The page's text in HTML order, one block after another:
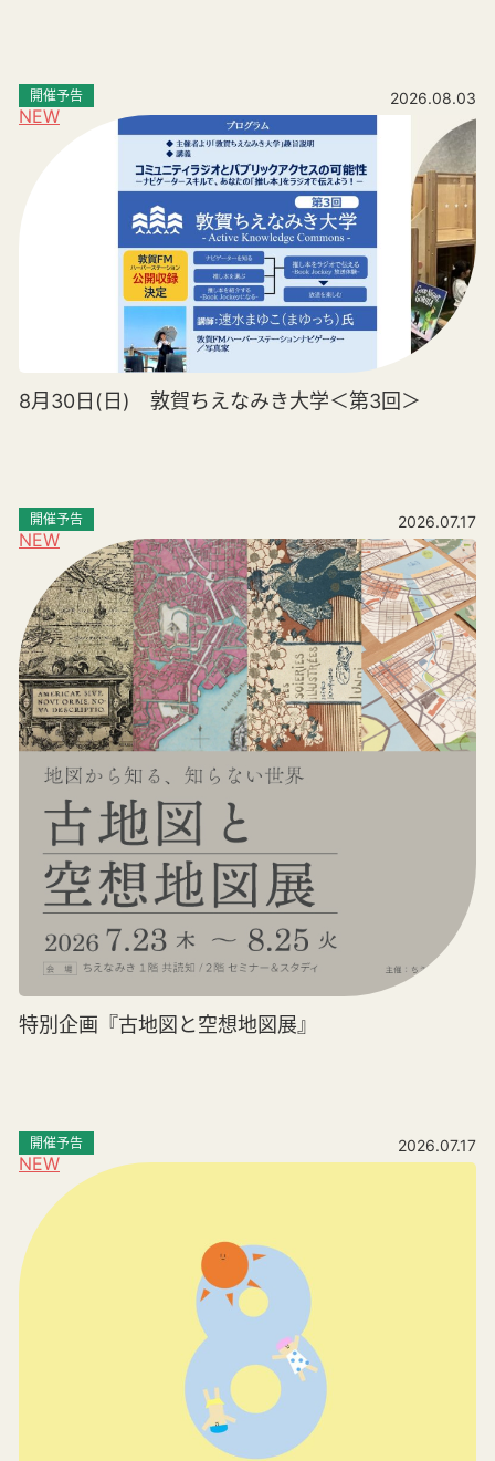
NEW
開催予告 2026.08.03
8月30日(日) 敦賀ちえなみき大学＜第3回＞
NEW
開催予告 2026.07.17
特別企画『古地図と空想地図展』
NEW
開催予告 2026.07.17